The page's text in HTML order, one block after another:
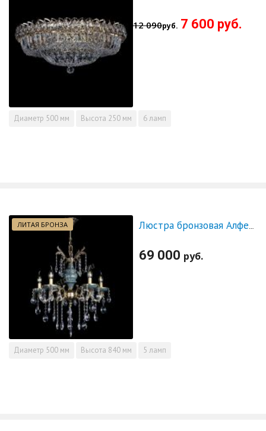
12 090руб. 7 600 руб.
Диаметр 500 мм Высота 250 мм 6 ламп
ЛИТАЯ БРОНЗА
69 000 руб.
Диаметр 500 мм Высота 840 мм 5 ламп